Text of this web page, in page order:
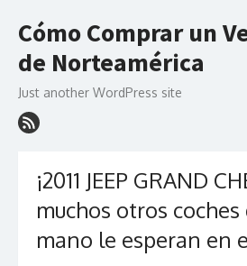
to
content
Cómo Comprar un
de Norteamérica
Just another WordPress site
¡2011 JEEP GRAND
muchos otros
mano le esperan en